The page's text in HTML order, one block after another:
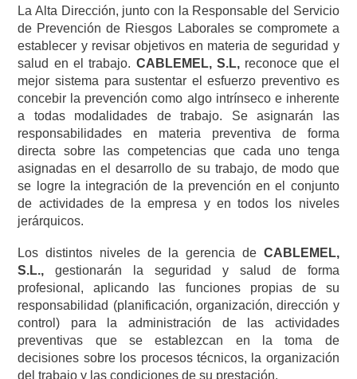
La Alta Dirección, junto con la Responsable del Servicio
de Prevención de Riesgos Laborales se compromete a
establecer y revisar objetivos en materia de seguridad y
salud en el trabajo. CABLEMEL, S.L,reconoce que el
mejor sistema para sustentar el esfuerzo preventivo es
concebir la prevención como algo intrínseco e inherente
a todas modalidades de trabajo. Se asignarán las
responsabilidades en materia preventiva de forma
directa sobre las competencias que cada uno tenga
asignadas en el desarrollo de su trabajo, de modo que
se logre la integración de la prevención en el conjunto
de actividades de la empresa y en todos los niveles
jerárquicos.
Los distintos niveles de la gerencia de CABLEMEL,
S.L., gestionarán la seguridad y salud de forma
profesional, aplicando las funciones propias de su
responsabilidad (planificación, organización, dirección y
control) para la administración de las actividades
preventivas que se establezcan en la toma de
decisiones sobre los procesos técnicos, la organización
del trabajo y las condiciones de su prestación.